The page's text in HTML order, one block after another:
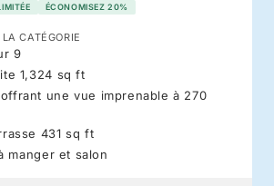
ÉCONOMISEZ 20%
CATÉGORIE
9
1,324 sq ft
une vue imprenable à 270
431 sq ft
manger et salon